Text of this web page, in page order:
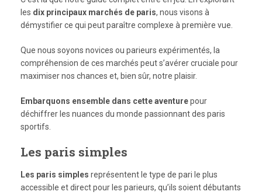
les dix principaux marchés de paris, nous visons à
démystifier ce qui peut paraître complexe à première vue.
Que nous soyons novices ou parieurs expérimentés, la
compréhension de ces marchés peut s’avérer cruciale pour
maximiser nos chances et, bien sûr, notre plaisir.
Embarquons ensemble dans cette aventurepour
déchiffrer les nuances du monde passionnant des paris
sportifs.
Les paris simples
Les paris simples représentent le type de pari le plus
accessible et direct pour les parieurs, qu’ils soient débutants